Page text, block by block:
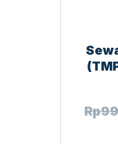
Rp